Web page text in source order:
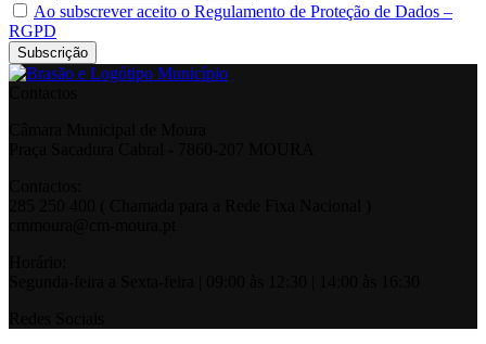
Ao subscrever aceito o Regulamento de Proteção de Dados –
RGPD